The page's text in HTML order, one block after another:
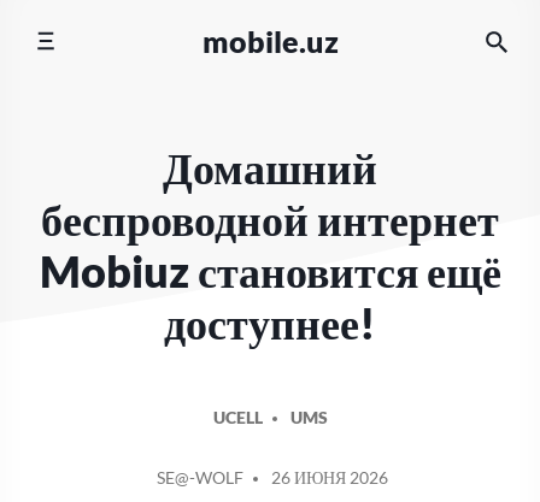
mobile.uz
Домашний
беспроводной интернет
Mobiuz становится ещё
доступнее!
UCELL UMS
ОТ
SE@-WOLF 26 ИЮНЯ 2026